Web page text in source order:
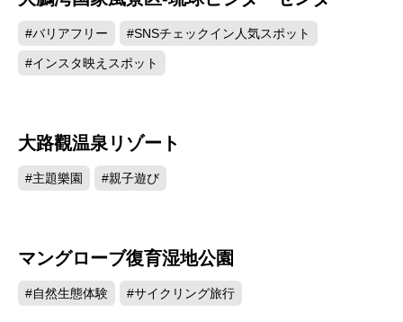
#バリアフリー #SNSチェックイン人気スポット
#インスタ映えスポット
大路觀温泉リゾート
#主題樂園 #親子遊び
マングローブ復育湿地公園
#自然生態体験 #サイクリング旅行